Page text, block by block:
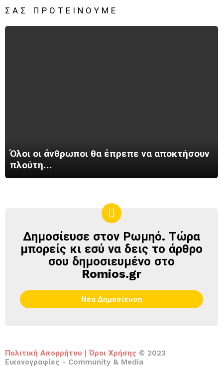
ΣΑΣ ΠΡΟΤΕΊΝΟΥΜΕ
Όλοι οι άνθρωποι θα έπρεπε να αποκτήσουν
πλούτη…
ΔΗΜΟΣΊΕΥΣΕ
ΣΤΟΝ
ΡΩΜΗΌ
Δημοσίευσε στον Ρωμηό. Τώρα
μπορείς κι εσύ να δεις το άρθρο
σου δημοσιευμένο στο
Romios.gr
Νέα Δημοσίευση
Πολιτική Απορρήτου | Όροι Χρήσης © 2023
Εικονογραφίες - Community & Media